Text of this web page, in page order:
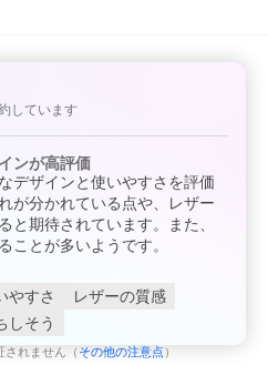
クトさで、ポケットに入れてもシ
ける理由】
と、ブランドのアイデンティテ
を問わず長く愛用できるため、
大切な門出を祝うギフトとして
証レザーを使用しています。
しています
ンが高評価
デザインと使いやすさを評価
が分かれている点や、レザー
と期待されています。また、
ことが多いようです。
やすさ
レザーの質感
しそう
されません（ その他の注意点 ）